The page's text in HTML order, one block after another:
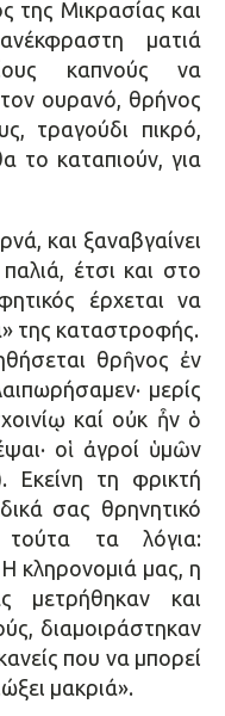
της Μικρασίας και
ματιά
καπνούς να
ουρανό, θρήνος
τραγούδι πικρό,
το καταπιούν, για
και ξαναβγαίνει
έτσι και στο
έρχεται να
της καταστροφής.
θρῆνος ἐν
μερίς
καί οὐκ ἦν ὁ
οἱ ἀγροί ὑμῶν
Εκείνη τη φρικτή
σας θρηνητικό
τα λόγια:
κληρονομιά μας, η
και
διαμοιράστηκαν
που να μπορεί
μακριά».